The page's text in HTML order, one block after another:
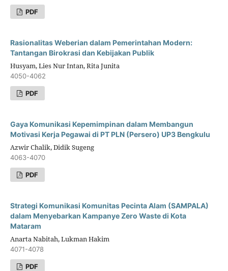
PDF
Rasionalitas Weberian dalam Pemerintahan Modern:
Tantangan Birokrasi dan Kebijakan Publik
Husyam, Lies Nur Intan, Rita Junita
4050-4062
PDF
Gaya Komunikasi Kepemimpinan dalam Membangun
Motivasi Kerja Pegawai di PT PLN (Persero) UP3 Bengkulu
Azwir Chalik, Didik Sugeng
4063-4070
PDF
Strategi Komunikasi Komunitas Pecinta Alam (SAMPALA)
dalam Menyebarkan Kampanye Zero Waste di Kota
Mataram
Anarta Nabitah, Lukman Hakim
4071-4078
PDF